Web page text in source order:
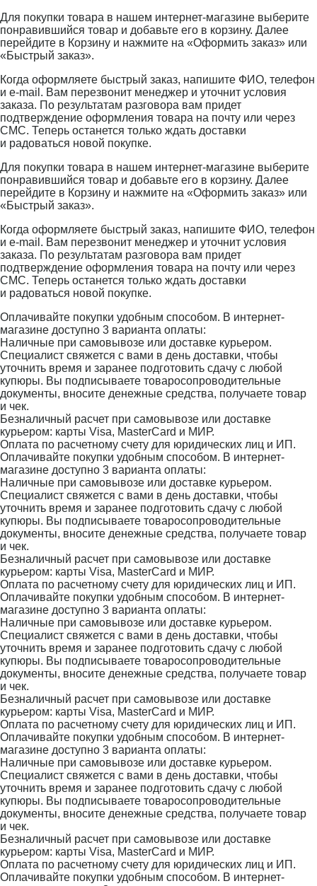
Для покупки товара в нашем интернет-магазине выберите
понравившийся товар и добавьте его в корзину. Далее
перейдите в Корзину и нажмите на «Оформить заказ» или
«Быстрый заказ».
Когда оформляете быстрый заказ, напишите ФИО, телефон
и e-mail. Вам перезвонит менеджер и уточнит условия
заказа. По результатам разговора вам придет
подтверждение оформления товара на почту или через
СМС. Теперь останется только ждать доставки
и радоваться новой покупке.
Для покупки товара в нашем интернет-магазине выберите
понравившийся товар и добавьте его в корзину. Далее
перейдите в Корзину и нажмите на «Оформить заказ» или
«Быстрый заказ».
Когда оформляете быстрый заказ, напишите ФИО, телефон
и e-mail. Вам перезвонит менеджер и уточнит условия
заказа. По результатам разговора вам придет
подтверждение оформления товара на почту или через
СМС. Теперь останется только ждать доставки
и радоваться новой покупке.
Оплачивайте покупки удобным способом. В интернет-
магазине доступно 3 варианта оплаты:
Наличные при самовывозе или доставке курьером.
Специалист свяжется с вами в день доставки, чтобы
уточнить время и заранее подготовить сдачу с любой
купюры. Вы подписываете товаросопроводительные
документы, вносите денежные средства, получаете товар
и чек.
Безналичный расчет при самовывозе или доставке
курьером: карты Visa, MasterCard и МИР.
Оплата по расчетному счету для юридических лиц и ИП.
Оплачивайте покупки удобным способом. В интернет-
магазине доступно 3 варианта оплаты:
Наличные при самовывозе или доставке курьером.
Специалист свяжется с вами в день доставки, чтобы
уточнить время и заранее подготовить сдачу с любой
купюры. Вы подписываете товаросопроводительные
документы, вносите денежные средства, получаете товар
и чек.
Безналичный расчет при самовывозе или доставке
курьером: карты Visa, MasterCard и МИР.
Оплата по расчетному счету для юридических лиц и ИП.
Оплачивайте покупки удобным способом. В интернет-
магазине доступно 3 варианта оплаты:
Наличные при самовывозе или доставке курьером.
Специалист свяжется с вами в день доставки, чтобы
уточнить время и заранее подготовить сдачу с любой
купюры. Вы подписываете товаросопроводительные
документы, вносите денежные средства, получаете товар
и чек.
Безналичный расчет при самовывозе или доставке
курьером: карты Visa, MasterCard и МИР.
Оплата по расчетному счету для юридических лиц и ИП.
Оплачивайте покупки удобным способом. В интернет-
магазине доступно 3 варианта оплаты:
Наличные при самовывозе или доставке курьером.
Специалист свяжется с вами в день доставки, чтобы
уточнить время и заранее подготовить сдачу с любой
купюры. Вы подписываете товаросопроводительные
документы, вносите денежные средства, получаете товар
и чек.
Безналичный расчет при самовывозе или доставке
курьером: карты Visa, MasterCard и МИР.
Оплата по расчетному счету для юридических лиц и ИП.
Оплачивайте покупки удобным способом. В интернет-